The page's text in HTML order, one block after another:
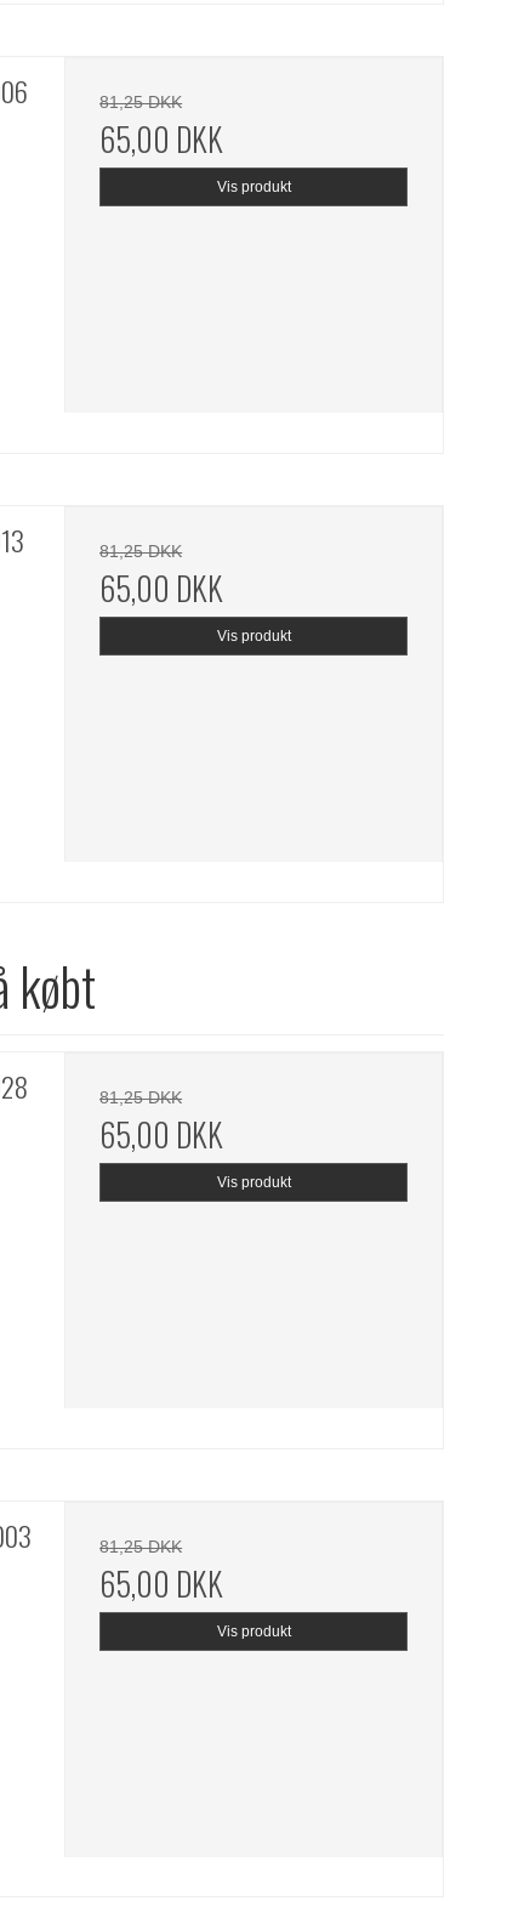
81,25 DKK
65,00 DKK
Vis produkt
81,25 DKK
65,00 DKK
Vis produkt
købt
81,25 DKK
65,00 DKK
Vis produkt
81,25 DKK
65,00 DKK
Vis produkt